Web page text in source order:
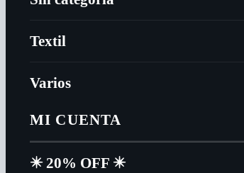
Textil
Varios
MI CUENTA
✴️​ 20% OFF ✴️​